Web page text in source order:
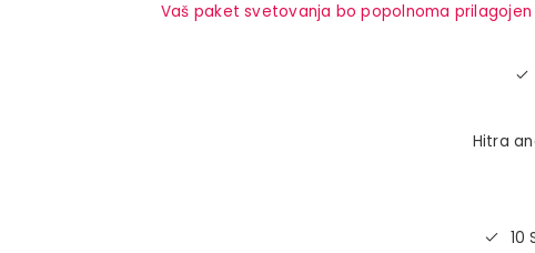
Vaš paket svetovanja bo popolnoma
Hitra
10